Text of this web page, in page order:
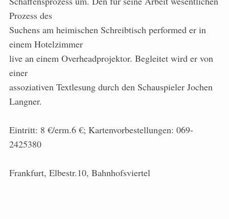
Prozess des
Suchens am heimischen Schreibtisch performed er in
einem Hotelzimmer
live an einem Overheadprojektor. Begleitet wird er von
einer
assoziativen Textlesung durch den Schauspieler Jochen
Langner.
Eintritt: 8 €/erm.6 €; Kartenvorbestellungen: 069-
2425380
Frankfurt, Elbestr.10, Bahnhofsviertel